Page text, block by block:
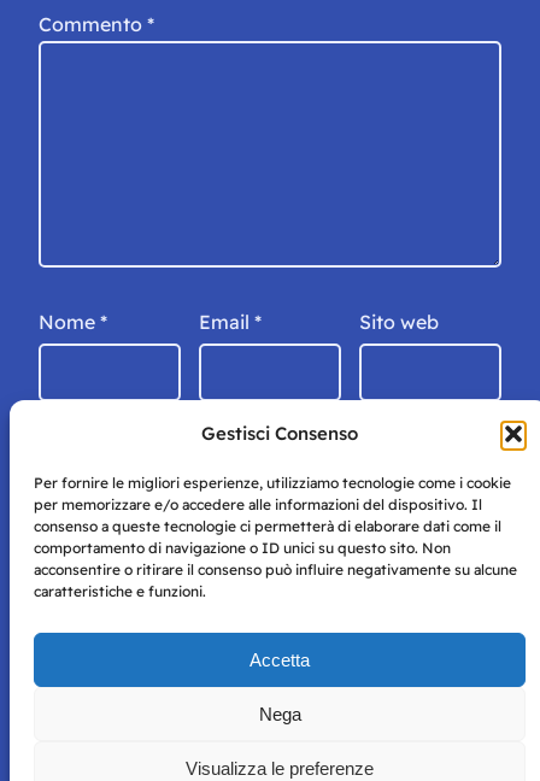
Gestisci Consenso
Per fornire le migliori esperienze, utilizziamo tecnologie come i cookie
per memorizzare e/o accedere alle informazioni del dispositivo. Il
consenso a queste tecnologie ci permetterà di elaborare dati come il
comportamento di navigazione o ID unici su questo sito. Non
acconsentire o ritirare il consenso può influire negativamente su alcune
caratteristiche e funzioni.
Accetta
Nega
Visualizza le preferenze
Commento *
Nome * Email * Sito web
Storie di Napoli è una testata registrata presso il tribunale di
per mero scopo didattico e informativo.
perseguito secondo i termini di legge. Si nega l’utilizzo delle